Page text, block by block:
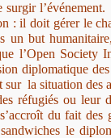
surgir
: il doit gérer le
un but
l’Open Society
diplomatique
la situation des
réfugiés ou leur
du fait des
le